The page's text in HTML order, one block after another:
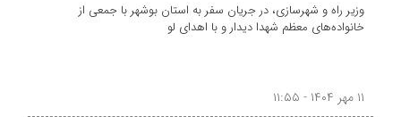
وزیر راه و شهرسازی، در جریان سفر به استان بوشهر با جمعی از
خانواده‌های معظم شهدا دیدار و با اهدای لو